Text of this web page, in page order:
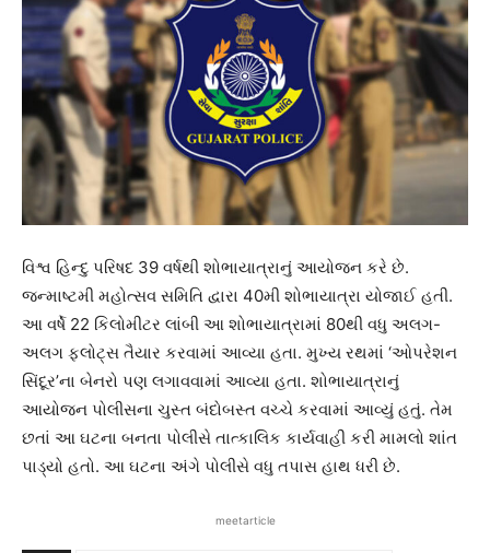
વિશ્વ હિન્દુ પરિષદ 39 વર્ષથી શોભાયાત્રાનું આયોજન કરે છે.
જન્માષ્ટમી મહોત્સવ સમિતિ દ્વારા 40મી શોભાયાત્રા યોજાઈ હતી.
આ વર્ષે 22 કિલોમીટર લાંબી આ શોભાયાત્રામાં 80થી વધુ અલગ-
અલગ ફ્લોટ્સ તૈયાર કરવામાં આવ્યા હતા. મુખ્ય રથમાં ‘ઓપરેશન
સિંદૂર’ના બેનરો પણ લગાવવામાં આવ્યા હતા. શોભાયાત્રાનું
આયોજન પોલીસના ચુસ્ત બંદોબસ્ત વચ્ચે કરવામાં આવ્યું હતું. તેમ
છતાં આ ઘટના બનતા પોલીસે તાત્કાલિક કાર્યવાહી કરી મામલો શાંત
પાડ્યો હતો. આ ઘટના અંગે પોલીસે વધુ તપાસ હાથ ધરી છે.
meetarticle